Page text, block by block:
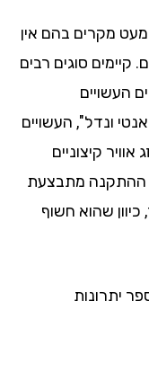
בהם אין
סוגים רבים
העשויים
קיצוניים
מתבצעת
שהוא חשוף